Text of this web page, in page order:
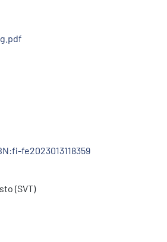
fe2023013118359
(SVT)